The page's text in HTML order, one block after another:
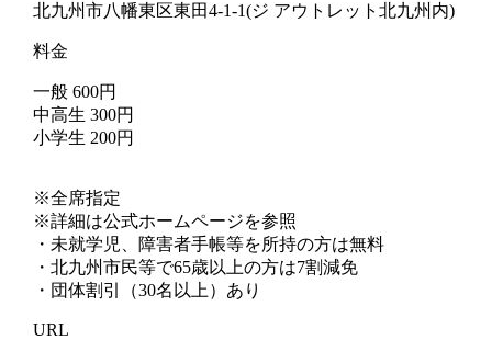
北九州市八幡東区東田4-1-1(ジ アウトレット北九州内)
料金
一般 600円
中高生 300円
小学生 200円
※全席指定
※詳細は公式ホームページを参照
・未就学児、障害者手帳等を所持の方は無料
・北九州市民等で65歳以上の方は7割減免
・団体割引（30名以上）あり
URL